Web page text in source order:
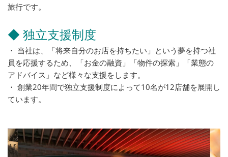
旅行です。
◆ 独立支援制度
・ 当社は、「将来自分のお店を持ちたい」という夢を持つ社
員を応援するため、「お金の融資」「物件の探索」「業態の
アドバイス」など様々な支援をします。
・ 創業20年間で独立支援制度によって10名が12店舗を展開し
ています。